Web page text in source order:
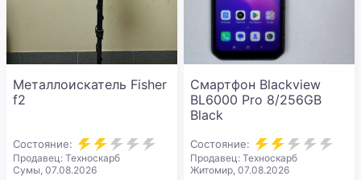
Металлоискатель Fisher
f2
Состояние:
Продавец: Техноскарб
Сумы, 07.08.2026
Смартфон Blackview
BL6000 Pro 8/256GB
Black
Состояние:
Продавец: Техноскарб
Житомир, 07.08.2026